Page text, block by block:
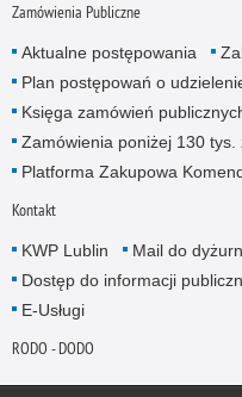
Zamówienia Publiczne
Aktualne postępowania
Plan postępowań o
Księga zamówień
Zamówienia poniżej 130 tys.
Platforma Zakupowa
Kontakt
KWP Lublin Mail do
Dostęp do informacji
E-Usługi
RODO - DODO